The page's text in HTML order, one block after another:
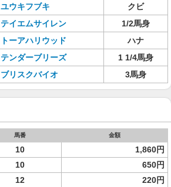
ユウキフブキ
クビ
テイエムサイレン
1/2馬身
トーアハリウッド
ハナ
テンダーブリーズ
1 1/4馬身
ブリスクバイオ 3馬身
馬番 金額
10 1,860円
10
650円
12
220円